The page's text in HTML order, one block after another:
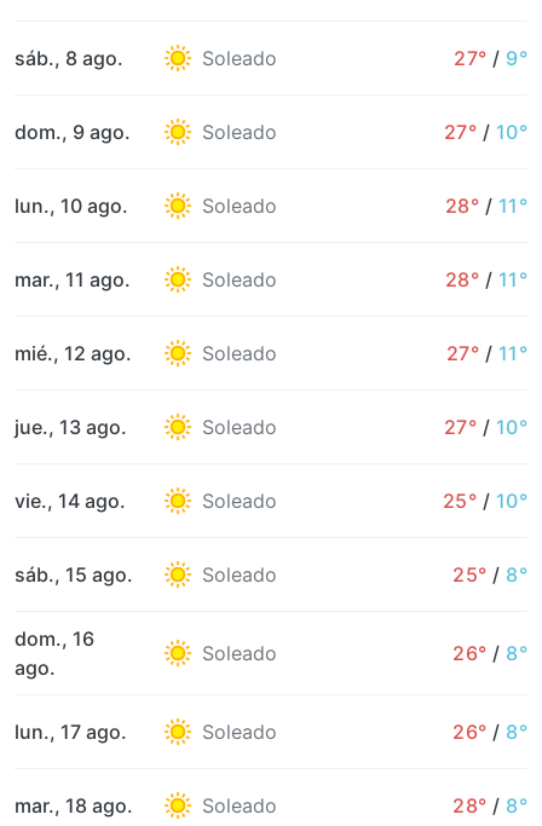
sáb., 8 ago. Soleado 27° / 9°
dom., 9 ago. Soleado 27° / 10°
lun., 10 ago. Soleado 28° / 11°
mar., 11 ago. Soleado 28° / 11°
mié., 12 ago. Soleado 27° / 11°
jue., 13 ago. Soleado 27° / 10°
vie., 14 ago. Soleado 25° / 10°
sáb., 15 ago. Soleado 25° / 8°
dom., 16
ago.
Soleado 26° / 8°
lun., 17 ago. Soleado 26° / 8°
mar., 18 ago. Soleado 28° / 8°